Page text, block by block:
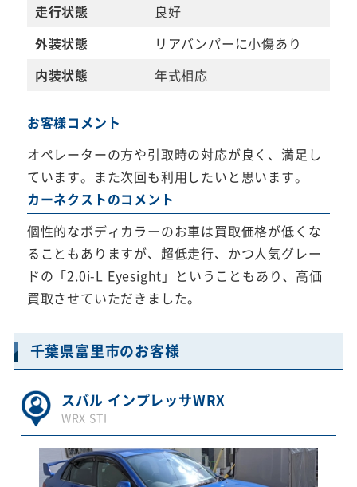
走行状態
良好
外装状態
リアバンパーに小傷あり
内装状態
年式相応
お客様コメント
オペレーターの方や引取時の対応が良く、満足し
ています。また次回も利用したいと思います。
カーネクストのコメント
個性的なボディカラーのお車は買取価格が低くな
ることもありますが、超低走行、かつ人気グレー
ドの「2.0i-L Eyesight」ということもあり、高価
買取させていただきました。
千葉県富里市のお客様
スバル インプレッサWRX
WRX STI